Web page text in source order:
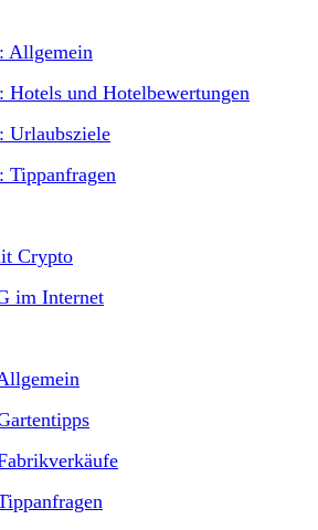
Allgemein
und Hotelbewertungen
Urlaubsziele
Tippanfragen
Crypto
im Internet